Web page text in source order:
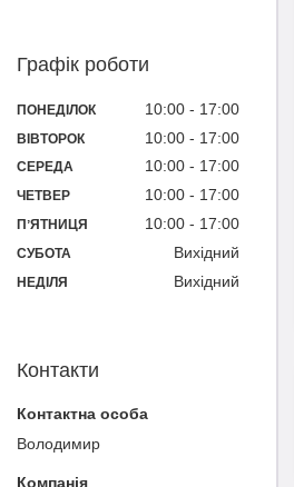
Графік роботи
ПОНЕДІЛОК 10:00 17:00
ВІВТОРОК 10:00 17:00
СЕРЕДА 10:00 17:00
ЧЕТВЕР 10:00 17:00
ПʼЯТНИЦЯ 10:00 17:00
СУБОТА Вихідний
НЕДІЛЯ Вихідний
Контакти
Володимир